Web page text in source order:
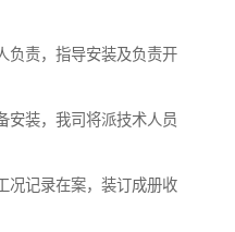
负责，指导安装及负责开
安装，我司将派技术人员
况记录在案，装订成册收